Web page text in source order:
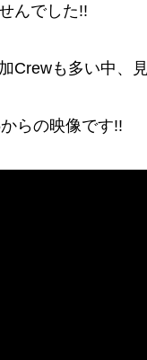
んでした!!
Crewも多い中、
らの映像です!!